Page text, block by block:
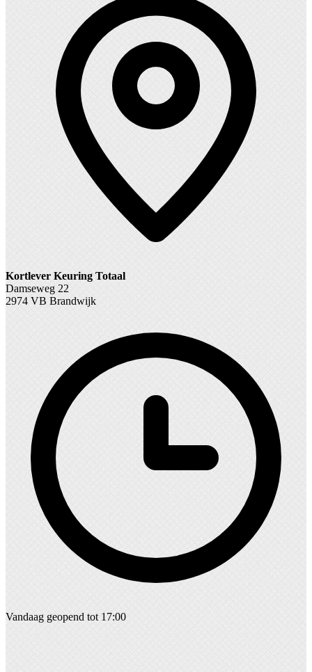
Kortlever Keuring Totaal
Damseweg 22
2974 VB Brandwijk
Vandaag geopend tot 17:00